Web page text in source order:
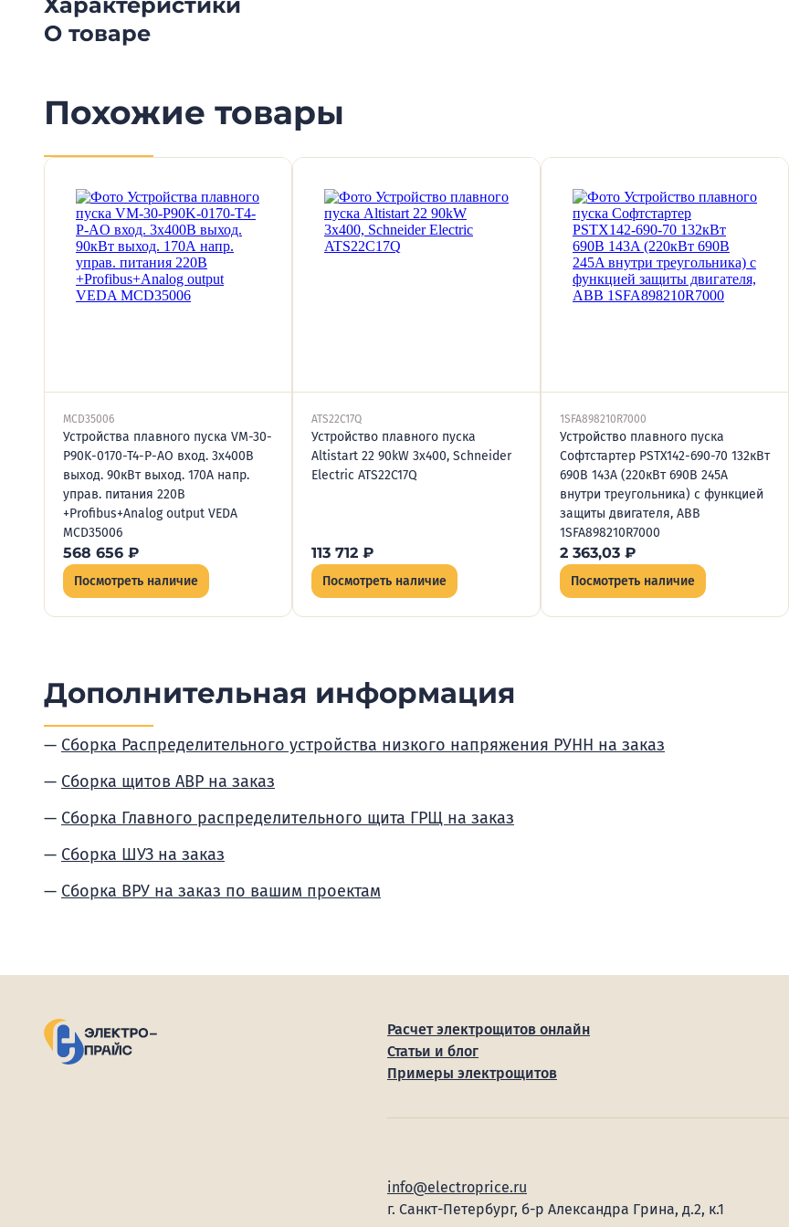
О товаре
Похожие товары
MCD35006
Устройства плавного пуска VM-30-
P90K-0170-T4-P-AO вход. 3х400В
выход. 90кВт выход. 170А напр.
управ. питания 220В
+Profibus+Analog output VEDA
MCD35006
568 656 ₽
Посмотреть наличие
ATS22C17Q
Устройство плавного пуска
Altistart 22 90kW 3x400, Schneider
Electric ATS22C17Q
113 712 ₽
Посмотреть наличие
1SFA898210R7000
Устройство плавного пуска
Софтстартер PSTX142-690-70 132кВт
690В 143A (220кВт 690В 245A
внутри треугольника) с функцией
защиты двигателя, ABB
1SFA898210R7000
2 363,03 ₽
Посмотреть наличие
Дополнительная информация
Сборка Распределительного устройства низкого напряжения РУНН на заказ
Сборка щитов АВР на заказ
Сборка Главного распределительного щита ГРЩ на заказ
Сборка ШУЗ на заказ
Сборка ВРУ на заказ по вашим проектам
Расчет электрощитов онлайн
Статьи и блог
Примеры электрощитов
info@electroprice.ru
г. Санкт-Петербург, б-р Александра Грина, д.2, к.1